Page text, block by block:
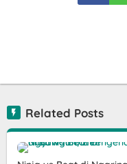
Related Posts